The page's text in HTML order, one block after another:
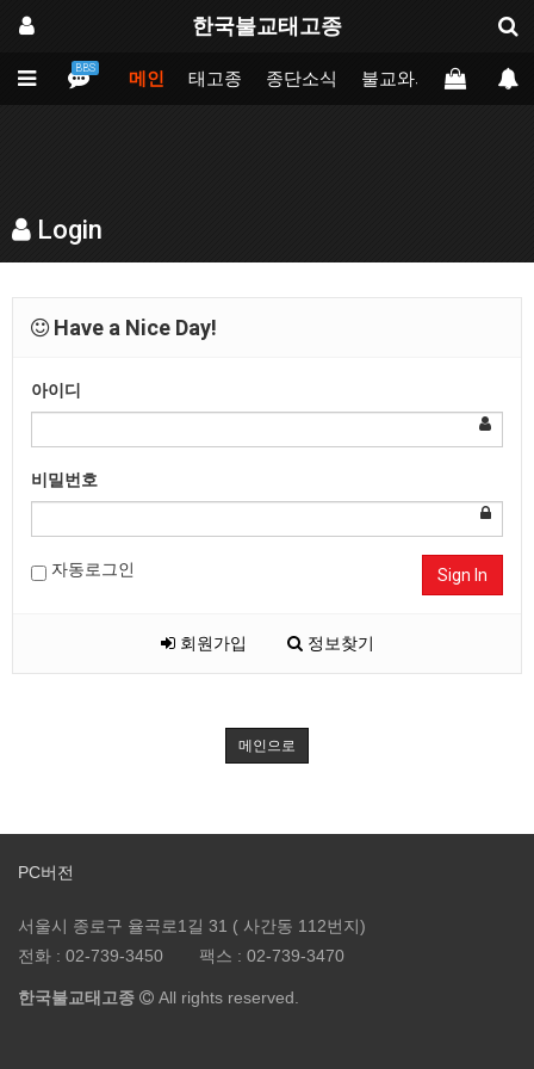
한국불교태고종
BBS
메인 태고종 종단소식 불교와의만남 업
Login
Have a Nice Day!
아이디
비밀번호
자동로그인 Sign In
회원가입 정보찾기
메인으로
PC버전
서울시 종로구 율곡로1길 31 ( 사간동 112번지)
전화 : 02-739-3450 팩스 : 02-739-3470
한국불교태고종 All rights reserved.